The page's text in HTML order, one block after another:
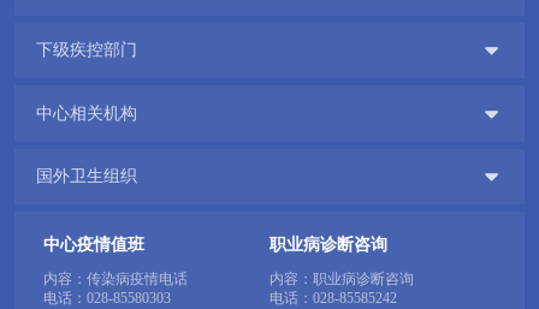
下级疾控部门 
中心相关机构 
国外卫生组织 
中心疫情值班
内容：传染病疫情电话
电话： 028-85580303
职业病诊断咨询
内容：职业病诊断咨询
电话： 028-85585242